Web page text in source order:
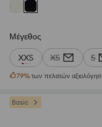
Μέγεθος
XXS XS S
79%των πελατών
Basic